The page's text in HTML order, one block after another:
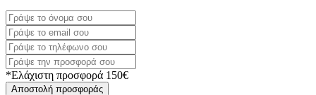
*Ελάχιστη προσφορά 150€
Αποστολή προσφοράς